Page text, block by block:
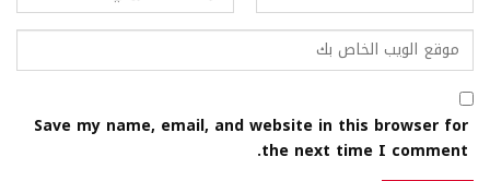
Save my name, email, and website in this browser for
the next time I comment.